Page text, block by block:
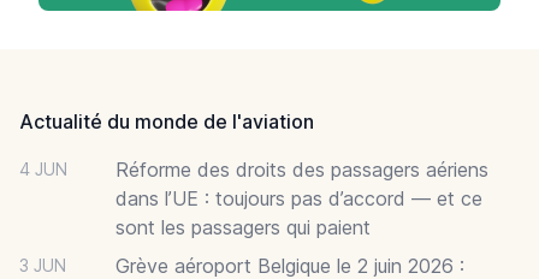
Actualité du monde de l'aviation
4 JUN
Réforme des droits des passagers aériens
dans l’UE : toujours pas d’accord — et ce
sont les passagers qui paient
3 JUN
Grève aéroport Belgique le 2 juin 2026 :